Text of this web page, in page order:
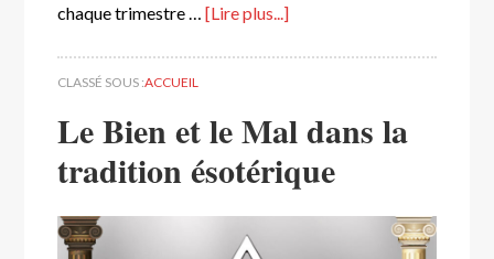
chaque trimestre …[Lire plus...]
CLASSÉ SOUS :ACCUEIL
Le Bien et le Mal dans la
tradition ésotérique